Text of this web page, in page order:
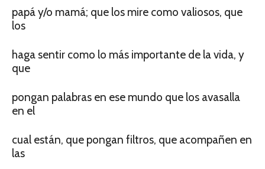
papá y/o mamá; que los mire como valiosos, que
los
haga sentir como lo más importante de la vida, y
que
pongan palabras en ese mundo que los avasalla
en el
cual están, que pongan filtros, que acompañen en
las